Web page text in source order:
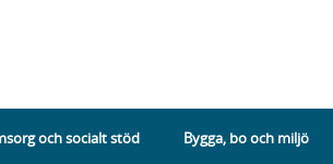
och socialt stöd Bygga, bo och miljö